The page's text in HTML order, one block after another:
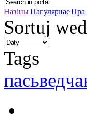
Навіны Папулярнае Пра
Sortuj
Tags